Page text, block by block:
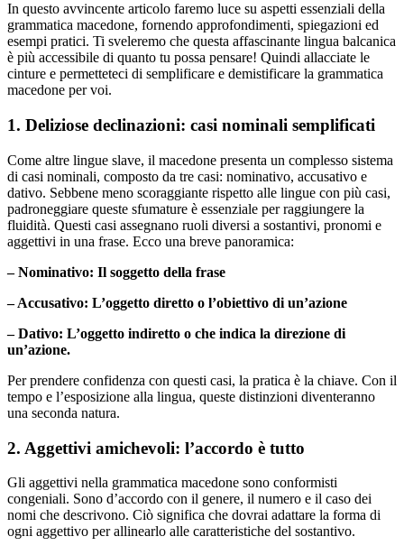
In questo avvincente articolo faremo luce su aspetti essenziali della
grammatica macedone, fornendo approfondimenti, spiegazioni ed
esempi pratici. Ti sveleremo che questa affascinante lingua balcanica
è più accessibile di quanto tu possa pensare! Quindi allacciate le
cinture e permetteteci di semplificare e demistificare la grammatica
macedone per voi.
1. Deliziose declinazioni: casi nominali semplificati
Come altre lingue slave, il macedone presenta un complesso sistema
di casi nominali, composto da tre casi: nominativo, accusativo e
dativo. Sebbene meno scoraggiante rispetto alle lingue con più casi,
padroneggiare queste sfumature è essenziale per raggiungere la
fluidità. Questi casi assegnano ruoli diversi a sostantivi, pronomi e
aggettivi in una frase. Ecco una breve panoramica:
– Nominativo: Il soggetto della frase
– Accusativo: L’oggetto diretto o l’obiettivo di un’azione
– Dativo: L’oggetto indiretto o che indica la direzione di
un’azione.
Per prendere confidenza con questi casi, la pratica è la chiave. Con il
tempo e l’esposizione alla lingua, queste distinzioni diventeranno
una seconda natura.
2. Aggettivi amichevoli: l’accordo è tutto
Gli aggettivi nella grammatica macedone sono conformisti
congeniali. Sono d’accordo con il genere, il numero e il caso dei
nomi che descrivono. Ciò significa che dovrai adattare la forma di
ogni aggettivo per allinearlo alle caratteristiche del sostantivo.